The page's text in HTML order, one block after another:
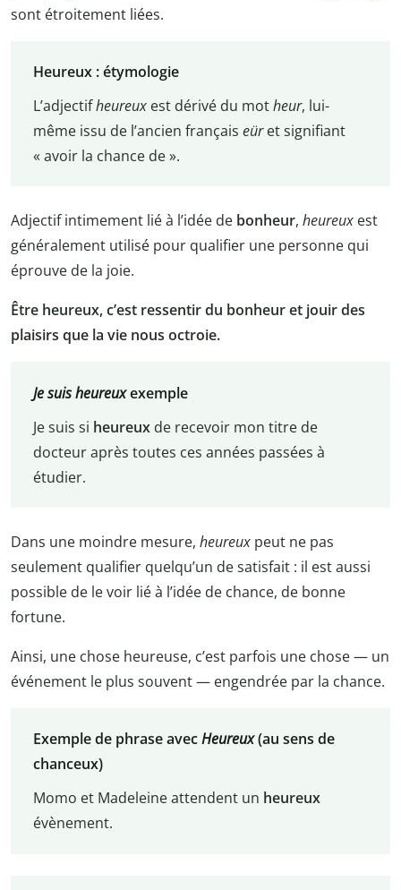
sont étroitement liées.
Heureux : étymologie
L’adjectifheureuxest dérivé du motheur, lui-
même issu de l’ancien français eüret signifiant
« avoir la chance de ».
Adjectif intimement lié à l’idée de bonheur, heureux est
généralement utilisé pour qualifier une personne qui
éprouve de la joie.
Être heureux, c’est ressentir du bonheur et jouir des
plaisirs que la vie nous octroie.
Je suis heureuxexemple
Je suis si heureuxde recevoir mon titre de
docteur après toutes ces années passées à
étudier.
Dans une moindre mesure, heureux peut ne pas
seulement qualifier quelqu’un de satisfait : il est aussi
possible de le voir lié à l’idée de chance, de bonne
fortune.
Ainsi, une chose heureuse, c’est parfois une chose — un
événement le plus souvent — engendrée par la chance.
Exemple de phrase avecHeureux(au sens de
chanceux)
Momo et Madeleine attendent un heureux
évènement.